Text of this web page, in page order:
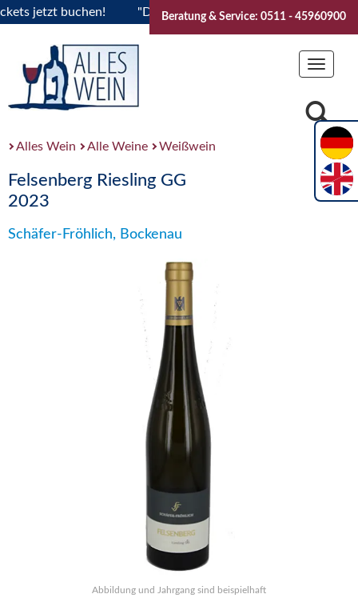
jetzt buchen! "Das Sommerfest 2026" Vive la
Beratung & Service: 0511 - 45960900
Toggle
Alles Wein Alle Weine Weißwein
Felsenberg Riesling GG
2023
Schäfer-Fröhlich, Bockenau
Abbildung und Jahrgang sind beispielhaft